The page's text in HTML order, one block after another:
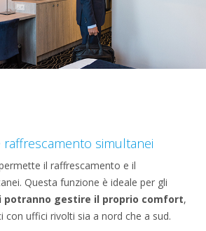
raffrescamento simultanei
il raffrescamento e il
Questa funzione è ideale per gli
potranno gestire il proprio comfort,
con uffici rivolti sia a nord che a sud.